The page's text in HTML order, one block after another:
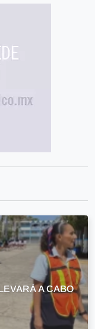
A CABO